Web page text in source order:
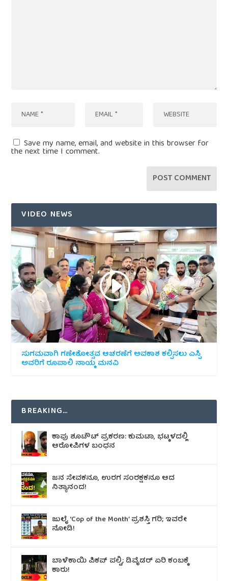
Save my name, email, and website in this browser for
the next time I comment.
VIDEO NEWS
ಸುಗಮವಾಗಿ ಗಣೇಶೋತ್ಸವ ಆಚರಣೆಗೆ ಅವಕಾಶ ಕಲ್ಪಿಸಲು ಎಸ್ಪಿ
ಅವರಿಗೆ ರೂಪಾಲಿ ನಾಯ್ಕ ಮನವಿ
BREAKING…
ಕಾಪು ಶೂಟೌಟ್‌ ಪ್ರಕರಣ: ಕುಮಟಾ, ಭಟ್ಕಳದಲ್ಲಿ
ಆರೋಪಿಗಳ ಬಂಧನ
ಜನ ಸೇವಕನೂ, ಉರಗ ಸಂರಕ್ಷಕನೂ ಆದ
ನಿತ್ಯಾನಂದ!
ಜುಲೈ ‘Cop of the Month’ ಪ್ರಶಸ್ತಿ ಗರಿ; ಇವರೇ
ನೋಡಿ!
ಬಾಳೆಕಾಯಿ ಪಿಕಪ್ ಪಲ್ಟಿ; ಡಿವೈಡರ್ ಏರಿ ಕಂಬಕ್ಕೆ
ಕಾರು!